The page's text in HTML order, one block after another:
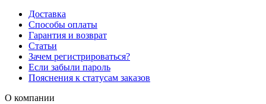
Доставка
Способы оплаты
Гарантия и возврат
Статьи
Зачем регистрироваться?
Если забыли пароль
Пояснения к статусам заказов
О компании